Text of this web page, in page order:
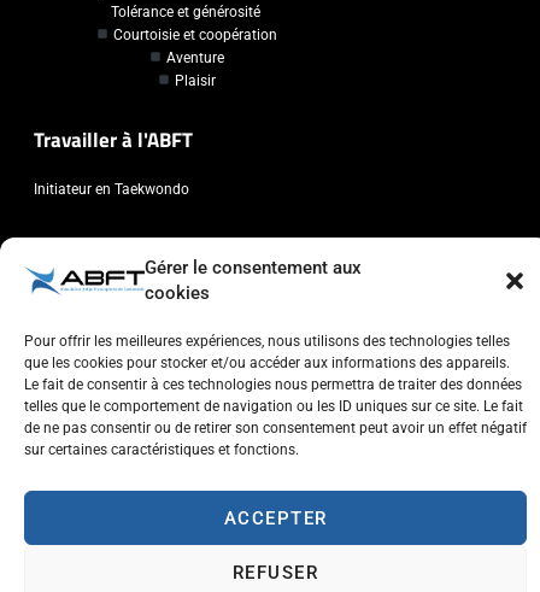
Gérer le consentement aux
cookies
Pour offrir les meilleures expériences, nous utilisons des technologies telles
que les cookies pour stocker et/ou accéder aux informations des appareils.
Le fait de consentir à ces technologies nous permettra de traiter des données
telles que le comportement de navigation ou les ID uniques sur ce site. Le fait
de ne pas consentir ou de retirer son consentement peut avoir un effet négatif
sur certaines caractéristiques et fonctions.
ACCEPTER
REFUSER
Tolérance et générosité
Courtoisie et coopération
Aventure
Plaisir
Travailler à l'ABFT
Initiateur en Taekwondo
Contact
Association Belge Francophone de Taekwondo
info@abft.be
+32 (0)2 347 34 77
Copyright © 2023 ABFT.BE – Tous droits réservés